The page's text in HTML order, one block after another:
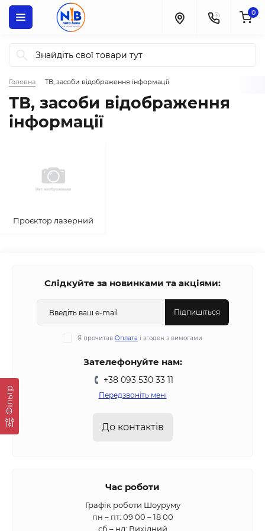
0
Головна ТВ, засоби відображення інформації
Фільтр
ТВ, засоби відображення
інформації
Проєктор лазерний
Слідкуйте за новинками та акціями:
Підпишіться
Я прочитав Оплата і згоден з вимогами
Зателефонуйте нам:
+38 093 530 33 11
Передзвоніть мені
До контактів
Час роботи
Графік роботи Шоуруму
пн – пт: 09 00 – 18 00
сб – нд: Вихідний